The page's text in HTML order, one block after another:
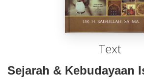
Text
Sejarah & Kebudayaan